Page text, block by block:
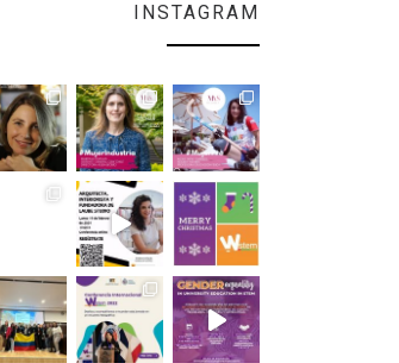
INSTAGRAM